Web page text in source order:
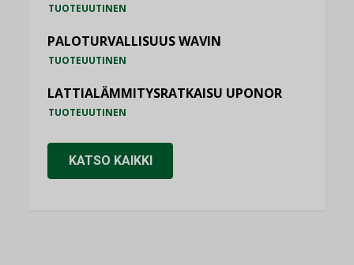
TUOTEUUTINEN
PALOTURVALLISUUS WAVIN
TUOTEUUTINEN
LATTIALÄMMITYSRATKAISU UPONOR
TUOTEUUTINEN
KATSO KAIKKI